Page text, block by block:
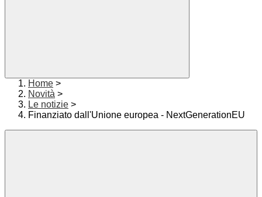
Home >
Novità >
Le notizie >
Finanziato dall'Unione europea - NextGenerationEU